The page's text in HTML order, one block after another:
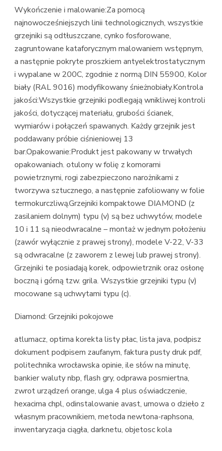
Wykończenie i malowanie:Za pomocą
najnowocześniejszych linii technologicznych, wszystkie
grzejniki są odtłuszczane, cynko fosforowane,
zagruntowane kataforycznym malowaniem wstępnym,
a następnie pokryte proszkiem antyelektrostatycznym
i wypalane w 200C, zgodnie z normą DIN 55900, Kolor
biały (RAL 9016) modyfikowany śnieżnobiały.Kontrola
jakości:Wszystkie grzejniki podlegają wnikliwej kontroli
jakości, dotyczącej materiału, grubości ścianek,
wymiarów i połączeń spawanych. Każdy grzejnik jest
poddawany próbie ciśnieniowej 13
bar.Opakowanie:Produkt jest pakowany w trwałych
opakowaniach. otulony w folię z komorami
powietrznymi, rogi zabezpieczono narożnikami z
tworzywa sztucznego, a następnie zafoliowany w folie
termokurczliwą.Grzejniki kompaktowe DIAMOND (z
zasilaniem dolnym) typu (v) są bez uchwytów, modele
10 i 11 są nieodwracalne – montaż w jednym położeniu
(zawór wyłącznie z prawej strony), modele V-22, V-33
są odwracalne (z zaworem z lewej lub prawej strony).
Grzejniki te posiadają korek, odpowietrznik oraz osłonę
boczną i górną tzw. grila. Wszystkie grzejniki typu (v)
mocowane są uchwytami typu (c).
Diamond: Grzejniki pokojowe
atlumacz, optima korekta listy płac, lista java, podpisz
dokument podpisem zaufanym, faktura pusty druk pdf,
politechnika wrocławska opinie, ile słów na minutę,
bankier waluty nbp, flash gry, odprawa posmiertna,
zwrot urządzeń orange, ulga 4 plus oświadczenie,
hexacima chpl, odinstalowanie avast, umowa o dzieło z
własnym pracownikiem, metoda newtona-raphsona,
inwentaryzacja ciągła, darknetu, objetosc kola